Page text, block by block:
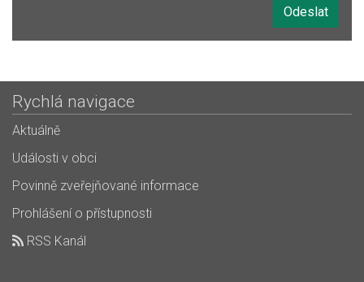
Odeslat
Rychlá navigace
Aktuálně
Události v obci
Povinně zveřejňované informace
Prohlášení o přístupnosti
RSS Kanál